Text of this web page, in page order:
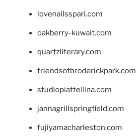
lovenailsspari.com
oakberry-kuwait.com
quartzliterary.com
friendsofbroderickpark.com
studiopiattellina.com
jannagrillspringfield.com
fujiyamacharleston.com